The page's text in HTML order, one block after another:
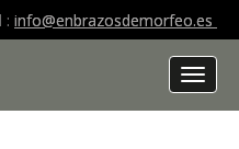
: info@enbrazosdemorfeo.es